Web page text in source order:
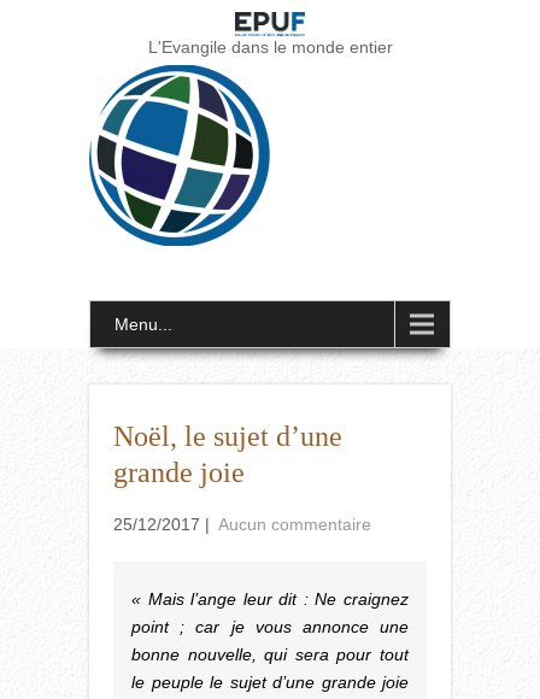
L'Evangile dans le monde entier
Menu...
Noël, le sujet d’une
grande joie
25/12/2017 | Aucun commentaire
« Mais l’ange leur dit : Ne craignez
point ; car je vous annonce une
bonne nouvelle, qui sera pour tout
le peuple le sujet d’une grande joie